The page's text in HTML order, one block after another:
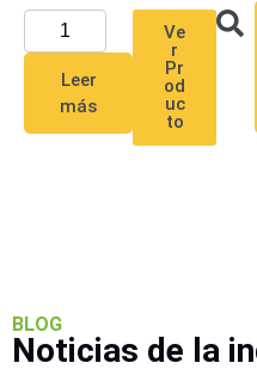
Videoporteros
e
Interfonos
Accesorios
Analógicos
Leer
más
Ve
r
Pr
od
uc
to
BLOG
Noticias de la